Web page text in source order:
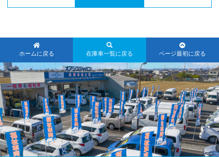
ホームに戻る 在庫車一覧に戻る ページ最初に戻る